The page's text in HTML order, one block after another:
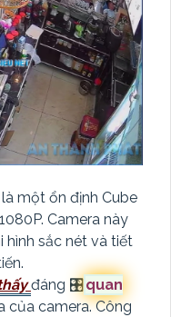
là một ổn định Cube
Camera này
hình sắc nét và tiết
đáng 🎛quan
của camera. Công